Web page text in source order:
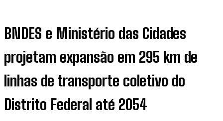
BNDES e Ministério das Cidades
projetam expansão em 295 km de
linhas de transporte coletivo do
Distrito Federal até 2054